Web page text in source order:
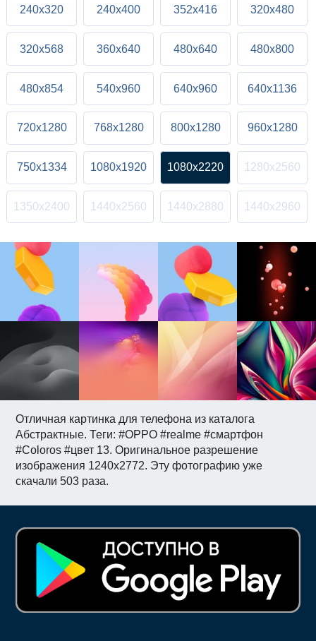
Отличная картинка для телефона из каталога
Абстрактные. Теги: #OPPO #realme #смартфон
#Coloros #цвет 13. Оригинальное разрешение
изображения 1240x2772. Эту фотографию уже
скачали 503 раза.
240x320 240x400 352x416 320x480
320x568 360x640 480x640 480x800
480x854 540x960 640x960 640x1136
720x1280 768x1280 800x1280 960x1280
750x1334 1080x1920 1080x2220 1280x2560
1350x2400 1440x2560 1440x2880 1440x2960